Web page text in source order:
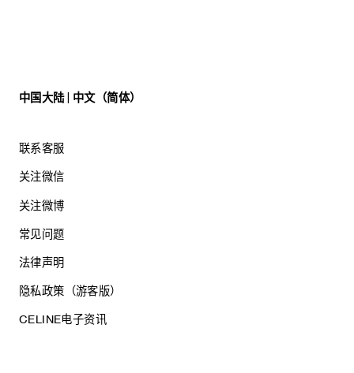
中国大陆 | 中文（简体）
联系客服
关注微信
关注微博
常见问题
法律声明
隐私政策（游客版）
CELINE电子资讯